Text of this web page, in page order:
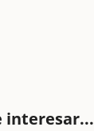
interesar...